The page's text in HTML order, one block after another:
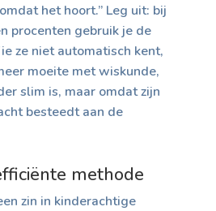
het hoort.” Leg uit: bij
procenten gebruik je de
ze niet automatisch kent,
moeite met wiskunde,
slim is, maar omdat zijn
besteedt aan de
methode
zin in kinderachtige